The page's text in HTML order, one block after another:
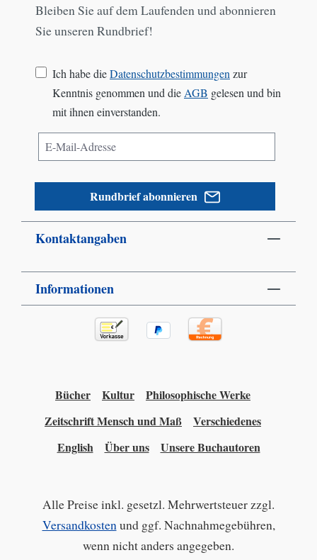
Bleiben Sie auf dem Laufenden und abonnieren
Sie unseren Rundbrief!
Ich habe dieDatenschutzbestimmungen zur
Kenntnis genommen und die AGB gelesen und bin
mit ihnen einverstanden.
Rundbrief abonnieren
Kontaktangaben
Informationen
Bücher Kultur
Philosophische Werke
Zeitschrift Mensch und Maß
Verschiedenes
English
Über uns Unsere Buchautoren
Alle Preise inkl. gesetzl. Mehrwertsteuer zzgl.
Versandkosten und ggf. Nachnahmegebühren,
wenn nicht anders angegeben.